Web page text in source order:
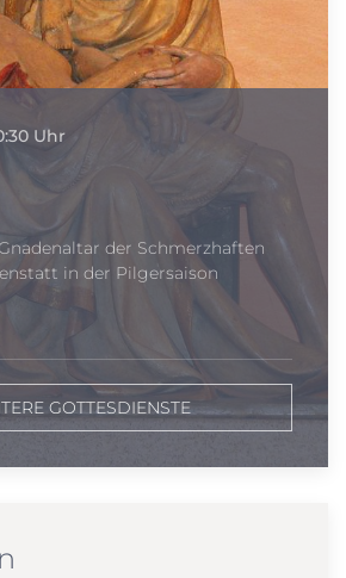
Uhr
der Schmerzhaften
in der Pilgersaison
GOTTESDIENSTE